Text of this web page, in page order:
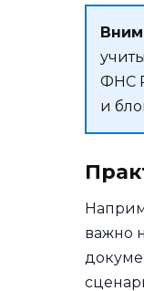
ФНС
и
важно